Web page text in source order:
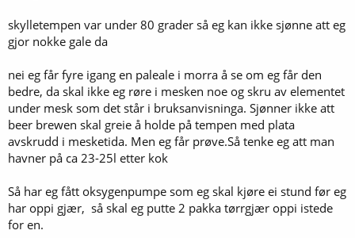
skylletempen var under 80 grader så eg kan ikke sjønne att eg
gjor nokke gale da
nei eg får fyre igang en paleale i morra å se om eg får den
bedre, da skal ikke eg røre i mesken noe og skru av elementet
under mesk som det står i bruksanvisninga. Sjønner ikke att
beer brewen skal greie å holde på tempen med plata
avskrudd i mesketida. Men eg får prøve.Så tenke eg att man
havner på ca 23-25l etter kok
Så har eg fått oksygenpumpe som eg skal kjøre ei stund før eg
har oppi gjær, så skal eg putte 2 pakka tørrgjær oppi istede
for en.